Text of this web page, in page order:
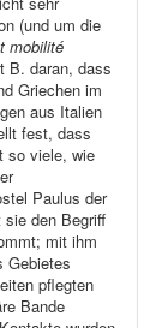
(und um die
mobilité
B. daran, dass
Griechen im
aus Italien
fest, dass
so viele, wie
Paulus der
den Begriff
mit ihm
Gebietes
pflegten
Bande